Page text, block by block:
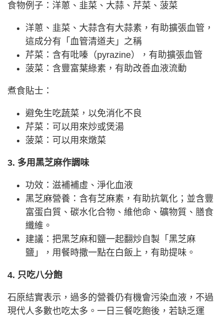
食物例子：洋蔥、韭菜、大蒜、芹菜、菠菜
洋蔥、韭菜、大蒜含有大蒜素，有助擴張血管，
這成分有「血管清道夫」之稱
芹菜：含有吡嗪（pyrazine），有助擴張血管
菠菜：含豐富葉綠素，有助改善血液流動
煮食貼士：
避免生吃蔬菜，以免消化不良
芹菜：可以用來炒或煲湯
菠菜：可以用來燉菜
3. 多用黑芝麻作調味
功效：滋補補虛、淨化血液
黑芝麻營養：含有芝麻素，有助抗氧化；並含豐
富蛋白質、碳水化合物、維他命、礦物質、膳食
纖維。
建議：把黑芝麻和鹽一起翻炒自製「黑芝麻
鹽」，用餐時撒一點在白飯上，有助提味。
4. 只吃八分飽
石原結實表示，過多的營養仍有機會污染血液，不過
現代人多數也吃太多。一日三餐吃飽後，若缺乏運